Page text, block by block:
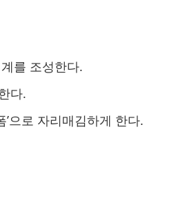
를 조성한다.
다.
으로 자리매김하게 한다.